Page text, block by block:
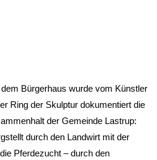
Bürgerhaus wurde vom Künstler
Ring der Skulptur dokumentiert die
der Gemeinde Lastrup:
durch den Landwirt mit der
Pferdezucht – durch den